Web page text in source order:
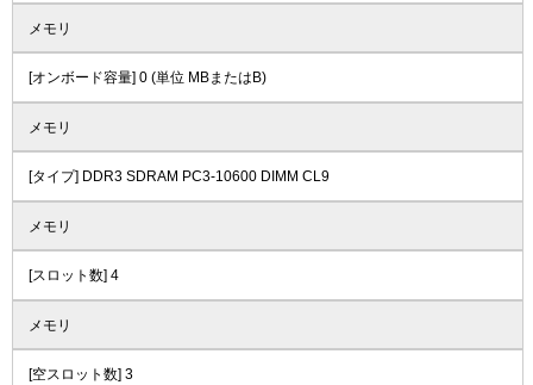
メモリ
[オンボード容量] 0 (単位 MBまたはB)
メモリ
[タイプ] DDR3 SDRAM PC3-10600 DIMM CL9
メモリ
[スロット数] 4
メモリ
[空スロット数] 3